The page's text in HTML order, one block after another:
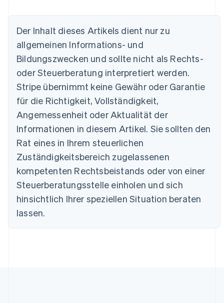
Der Inhalt dieses Artikels dient nur zu
allgemeinen Informations- und
Bildungszwecken und sollte nicht als Rechts-
oder Steuerberatung interpretiert werden.
Stripe übernimmt keine Gewähr oder Garantie
für die Richtigkeit, Vollständigkeit,
Angemessenheit oder Aktualität der
Informationen in diesem Artikel. Sie sollten den
Rat eines in Ihrem steuerlichen
Zuständigkeitsbereich zugelassenen
kompetenten Rechtsbeistands oder von einer
Steuerberatungsstelle einholen und sich
hinsichtlich Ihrer speziellen Situation beraten
lassen.
Australien
English
Nederlands FrançaisDeutschEnglish
Brasilien
English
Bulgarien
English
Dänemark
Deutschland
DeutschEnglish
Estland
English
Festlandchina
简体中文
EnglishSvenska